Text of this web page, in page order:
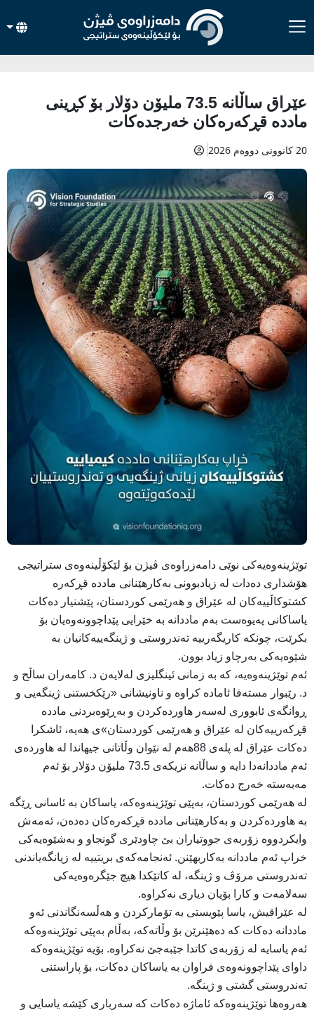
عێراق ساڵانه‌ 73.5 مليۆن دۆلار بۆ كڕينى
مادده‌ قڕكه‌ره‌كان خه‌رجده‌كات
20 کانوونی دووەم 2026
توێژینەوەیەکی نوێی دامەزراوەی ڤیژن بۆ لێكۆڵينه‌وه‌ى ستراتيجى
هۆشداری دەدات لە زیادبوونی بەکارهێنانی ماددە قڕکەرە
کشتوکاڵییەکان لە عێراق و هەرێمی کوردستان، پێشنیار دەکات
یاساکانی پەیوەست بەم ماددانە بە خێرایی پێداچوونەوەیان بۆ
بکرێت، چونکە کاریگەرییە تەندروستی و ژینگەییەکانیان بە
شێوەیەکی بەرچاو زیاد بوون.
ئەم توێژینەوەیە، کە بە زمانی ئینگلیزی لەلایەن د. کامەران ساڵح و
د. رێبوار مستەفا ئامادە کراوە و ناونیشانی «رێکخستنی ژینگەیی و
ڕوانگەی ئابووری لەسەر هاوردەکردن و بەڕێوەبردنی ماددە
قڕکەرییەکان لە عێراق و هەرێمی کوردستان»ی هەیە، ئاشکرا
دەکات عێراق لە پلەی 88هەم لە نێوان وڵاتانی جیهاندا لە هاوردەی
ئەم ماددانەدا دایە و ساڵانە نزیکەی 73.5 ملیۆن دۆلار بۆ ئەم
مەبەستە خەرج دەکات.
لە هەرێمی کوردستان، بەپێی توێژینەوەکە، یاساکان بە ئاسانی ڕێگە
بە هاوردەکردن و بەکارهێنانی ماددە قڕکەرەکان دەدەن، ئەمەش
وايکردووە زۆربەی جووتیاران بێ چاودێری گونجاو و به‌شێوه‌يه‌كى
خراپ ئەم ماددانە بەکاربهێنن. ئەنجامەکەی بریتییە لە زیانگەیاندنی
تەندروستی مرۆڤ و ژینگە، لە کاتێکدا هیچ جێگرەوەیەکی
سەلامەت و کارا بۆیان دیاری نەکراوە.
لە عێراقیش، یاسا پێویستی بە تۆمارکردن و هەڵسەنگاندنی ئەو
ماددانە دەکات کە دەهێنرێن بۆ وڵاتەکە، بەڵام بەپێی توێژینەوەکە
ئەم یاسایە لە زۆربەی کاتدا جێبەجێ نەکراوە. بۆیە توێژینەوەکە
داوای پێداچوونەوەی فراوان بە یاساکان دەکات، بۆ پاراستنی
تەندروستی گشتی و ژینگە.
هەروەها توێژینەوەکە ئاماژە دەکات کە سەرباری کێشە یاسایی و